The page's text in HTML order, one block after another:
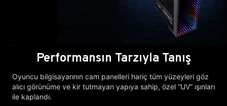
Performansın Tarzıyla Tanış
Oyuncu bilgisayarının cam panelleri hariç tüm yüzeyleri göz
alıcı görünüme ve kir tutmayan yapıya sahip, özel “UV” ışınları
ile kaplandı.